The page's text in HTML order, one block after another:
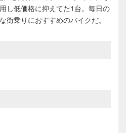
し低価格に抑えてた1台。毎日の
街乗りにおすすめのバイクだ。